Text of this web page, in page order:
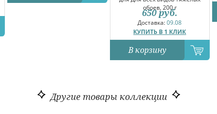
обоев, 200 г
Доставка:09.08
КУПИТЬ В 1 КЛИК
650 руб.
В корзину
Другие товары коллекции